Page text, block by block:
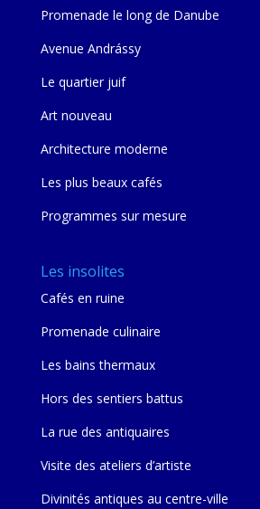
Promenade le long de Danube
Avenue Andrássy
Le quartier juif
Art nouveau
Architecture moderne
Les plus beaux cafés
Programmes sur mesure
Les insolites
Cafés en ruine
Promenade culinaire
Les bains thermaux
Hors des sentiers battus
La rue des antiquaires
Visite des ateliers d’artiste
Divinités antiques au centre-ville